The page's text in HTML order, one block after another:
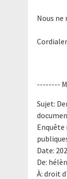
Nous ne
--------
Sujet:
Date:
De:
À: droit